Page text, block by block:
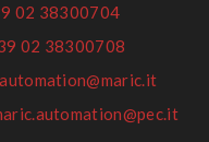
02 38300704
02 38300708
automation@maric.it